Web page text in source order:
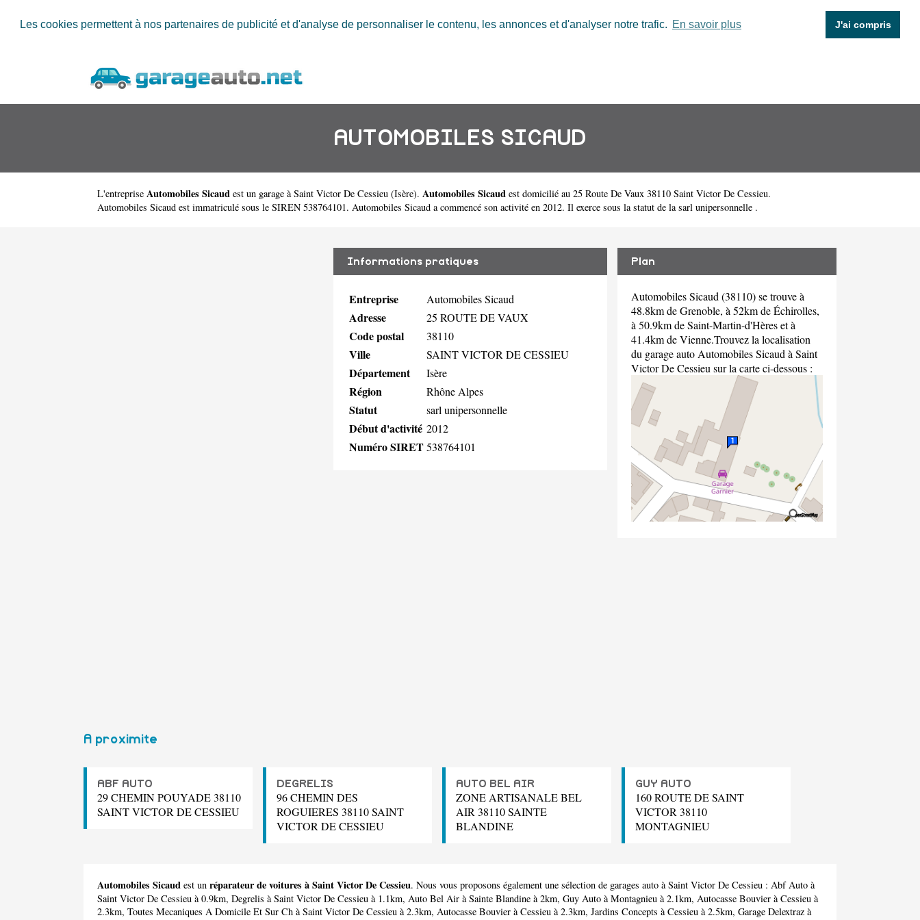
Les cookies permettent à nos partenaires de publicité et d'analyse de personnaliser le contenu, les annonces et d'analyser notre trafic. En savoir plus J'ai compris
AUTOMOBILES SICAUD
L'entreprise Automobiles Sicaud est un garage à Saint Victor De Cessieu (Isère). Automobiles Sicaud est domicilié au 25 Route De Vaux 38110 Saint Victor De Cessieu.
Automobiles Sicaud est immatriculé sous le SIREN 538764101. Automobiles Sicaud a commencé son activité en 2012. Il exerce sous la statut de la sarl unipersonnelle .
Informations pratiques
Entreprise Automobiles Sicaud
Adresse 25 ROUTE DE VAUX
Code postal 38110
Ville SAINT VICTOR DE CESSIEU
Département Isère
Région Rhône Alpes
Statut sarl unipersonnelle
Début d'activité 2012
Numéro SIRET538764101
Plan
Automobiles Sicaud (38110) se trouve à
48.8km de Grenoble, à 52km de Échirolles,
à 50.9km de Saint-Martin-d'Hères et à
41.4km de Vienne.Trouvez la localisation
du garage auto Automobiles Sicaud à Saint
Victor De Cessieu sur la carte ci-dessous :
A proximite
ABF AUTO
29 CHEMIN POUYADE 38110
SAINT VICTOR DE CESSIEU
DEGRELIS
96 CHEMIN DES
ROGUIERES 38110 SAINT
VICTOR DE CESSIEU
AUTO BEL AIR
ZONE ARTISANALE BEL
AIR 38110 SAINTE
BLANDINE
GUY AUTO
160 ROUTE DE SAINT
VICTOR 38110
MONTAGNIEU
Automobiles Sicaud est un réparateur de voitures à Saint Victor De Cessieu. Nous vous proposons également une sélection de garages auto à Saint Victor De Cessieu : Abf Auto à
Saint Victor De Cessieu à 0.9km, Degrelis à Saint Victor De Cessieu à 1.1km, Auto Bel Air à Sainte Blandine à 2km, Guy Auto à Montagnieu à 2.1km, Autocasse Bouvier à Cessieu à
2.3km, Toutes Mecaniques A Domicile Et Sur Ch à Saint Victor De Cessieu à 2.3km, Autocasse Bouvier à Cessieu à 2.3km, Jardins Concepts à Cessieu à 2.5km, Garage Delextraz à